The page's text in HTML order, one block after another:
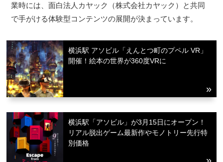
業時には、面白法人カヤック（株式会社カヤック）と共同
で手がける体験型コンテンツの展開が決まっています。
横浜駅 アソビル「えんとつ町のプペル VR」
開催！絵本の世界が360度VRに
横浜駅「アソビル」が3月15日にオープン！
リアル脱出ゲーム最新作やモノトリー先行特
別価格